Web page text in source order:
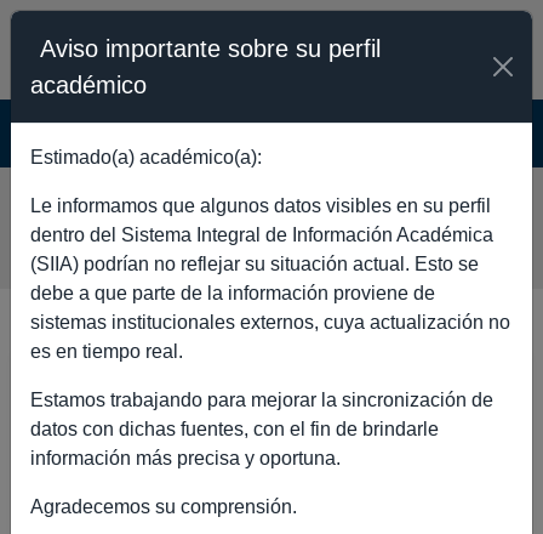
ACADÉMICA - PÚBLICO
ENRIQUE GONZALEZ
GONZALEZ
Nombre completo
Aviso importante sobre su perfil
académico
Estimado(a) académico(a):
Le informamos que algunos datos visibles en su perfil
dentro del Sistema Integral de Información Académica
(SIIA) podrían no reflejar su situación actual. Esto se
debe a que parte de la información proviene de
sistemas institucionales externos, cuya actualización no
es en tiempo real.
Estamos trabajando para mejorar la sincronización de
datos con dichas fuentes, con el fin de brindarle
información más precisa y oportuna.
Agradecemos su comprensión.